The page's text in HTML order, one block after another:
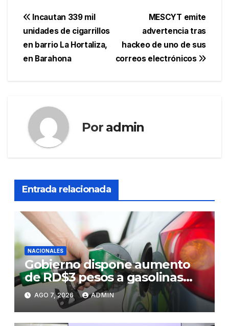
Navegación
de
entradas
MESCYT emite
advertencia tras
hackeo de uno de sus
correos electrónicos
Incautan 339 mil
unidades de cigarrillos
en barrio La Hortaliza,
en Barahona
Por admin
Entrada relacionada
NACIONALES
Gobierno dispone aumento
de RD$3 pesos a gasolinas
premium y regular
AGO 7, 2026 ADMIN